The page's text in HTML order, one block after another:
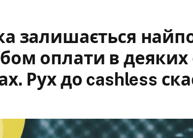
залишається
оплати в
Рух до cashless